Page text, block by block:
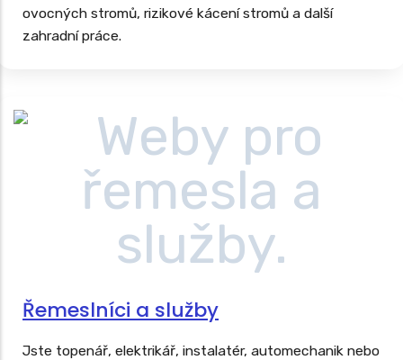
ovocných stromů, rizikové kácení stromů a další
zahradní práce.
Řemeslníci a služby
Jste topenář, elektrikář, instalatér, automechanik nebo